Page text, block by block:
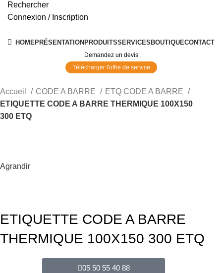
Rechercher
Connexion / Inscription
HOMEPRÉSENTATIONPRODUITSSERVICESBOUTIQUECONTACT
Demandez un devis
Télécharger l'offre de service
Accueil CODE A BARRE
ETQ CODE A BARRE
ETIQUETTE CODE A BARRE THERMIQUE 100X150
300 ETQ
Agrandir
ETIQUETTE CODE A BARRE
THERMIQUE 100X150 300 ETQ
05 50 55 40 88